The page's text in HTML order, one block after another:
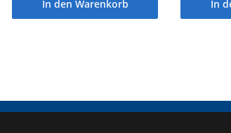
In den Warenkorb In